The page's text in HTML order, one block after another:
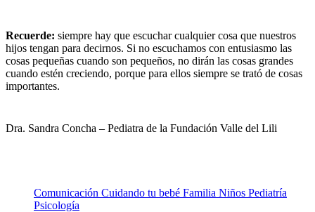
Recuerde: siempre hay que escuchar cualquier cosa que nuestros
hijos tengan para decirnos. Si no escuchamos con entusiasmo las
cosas pequeñas cuando son pequeños, no dirán las cosas grandes
cuando estén creciendo, porque para ellos siempre se trató de cosas
importantes.
Dra. Sandra Concha – Pediatra de la Fundación Valle del Lili
Comunicación Cuidando tu bebé Familia Niños Pediatría
Psicología